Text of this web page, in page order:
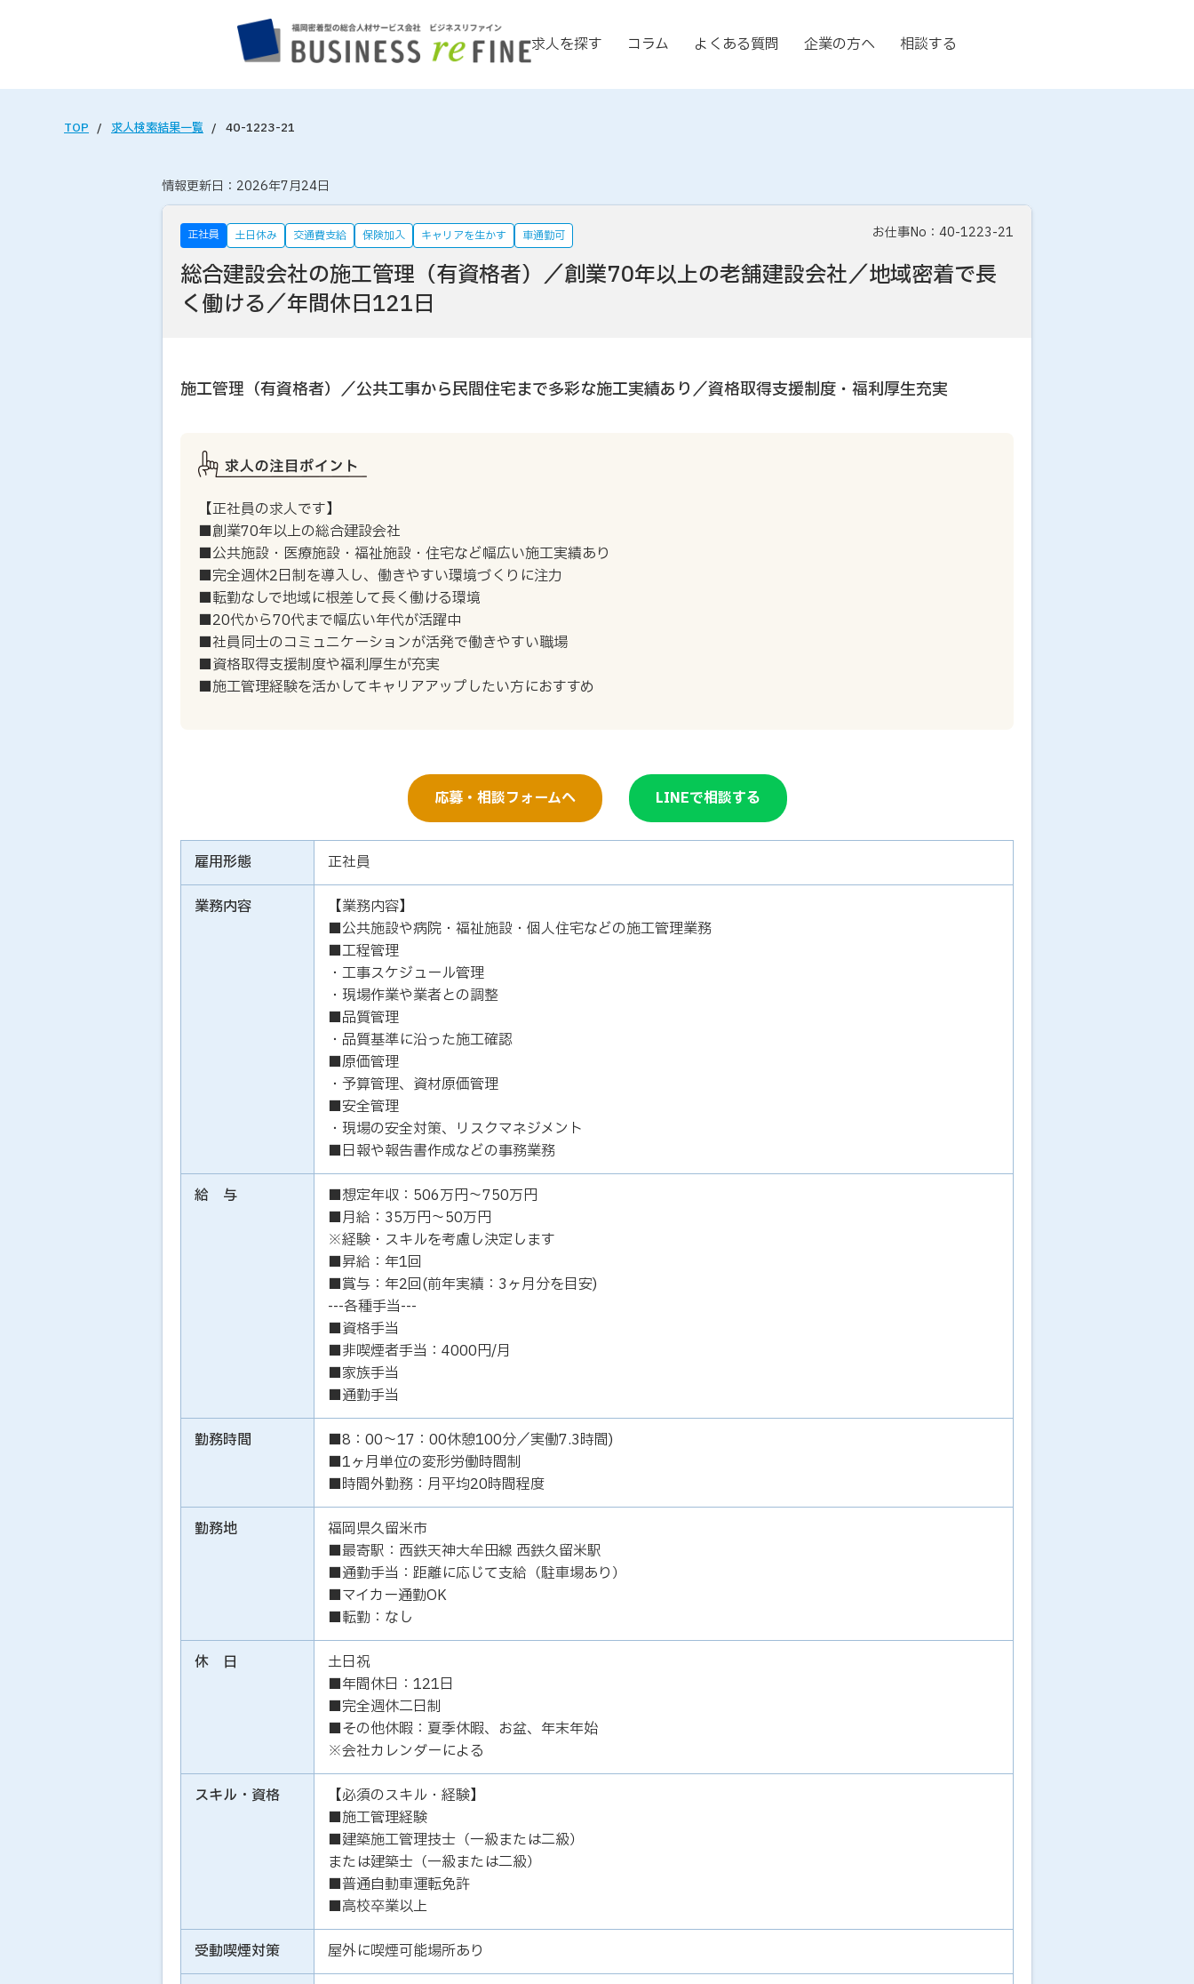
求人を探す コラム よくある質問 企業の方へ 相談する
TOP 求人検索結果一覧 40-1223-21
情報更新日：2026年7月24日
正社員 土日休み 交通費支給 保険加入 キャリアを生かす 車通勤可 お仕事No：40-1223-21
総合建設会社の施工管理（有資格者）／創業70年以上の老舗建設会社／地域密着で長
く働ける／年間休日121日
施工管理（有資格者）／公共工事から民間住宅まで多彩な施工実績あり／資格取得支援制度・福利厚生充実
【正社員の求人です】
■創業70年以上の総合建設会社
■公共施設・医療施設・福祉施設・住宅など幅広い施工実績あり
■完全週休2日制を導入し、働きやすい環境づくりに注力
■転勤なしで地域に根差して長く働ける環境
■20代から70代まで幅広い年代が活躍中
■社員同士のコミュニケーションが活発で働きやすい職場
■資格取得支援制度や福利厚生が充実
■施工管理経験を活かしてキャリアアップしたい方におすすめ
応募・相談フォームへ LINEで相談する
雇用形態 正社員
業務内容
【業務内容】
■公共施設や病院・福祉施設・個人住宅などの施工管理業務
■工程管理
・工事スケジュール管理
・現場作業や業者との調整
■品質管理
・品質基準に沿った施工確認
■原価管理
・予算管理、資材原価管理
■安全管理
・現場の安全対策、リスクマネジメント
■日報や報告書作成などの事務業務
給 与
■想定年収：506万円～750万円
■月給：35万円～50万円
※経験・スキルを考慮し決定します
■昇給：年1回
■賞与：年2回(前年実績：3ヶ月分を目安)
---各種手当---
■資格手当
■非喫煙者手当：4000円/月
■家族手当
■通勤手当
勤務時間
■8：00～17：00休憩100分／実働7.3時間)
■1ヶ月単位の変形労働時間制
■時間外勤務：月平均20時間程度
勤務地
福岡県久留米市
■最寄駅：西鉄天神大牟田線 西鉄久留米駅
■通勤手当：距離に応じて支給（駐車場あり）
■マイカー通勤OK
■転勤：なし
休 日
土日祝
■年間休日：121日
■完全週休二日制
■その他休暇：夏季休暇、お盆、年末年始
※会社カレンダーによる
スキル・資格
【必須のスキル・経験】
■施工管理経験
■建築施工管理技士（一級または二級）
または建築士（一級または二級）
■普通自動車運転免許
■高校卒業以上
受動喫煙対策 屋外に喫煙可能場所あり